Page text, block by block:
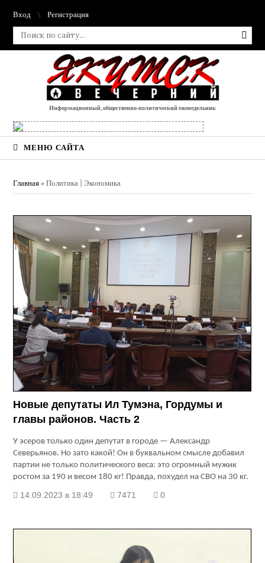
Вход Регистрация
Информационный, общественно-политический еженедельник
МЕНЮ САЙТА
Главная »Политика | Экономика
Новые депутаты Ил Тумэна, Гордумы и
главы районов. Часть 2
У эсеров только один депутат в городе — Александр
Северьянов. Но зато какой! Он в буквальном смысле добавил
партии не только политического веса: это огромный мужик
ростом за 190 и весом 180 кг! Правда, похудел на СВО на 30 кг.
14.09.2023 в 18:49 7471 0